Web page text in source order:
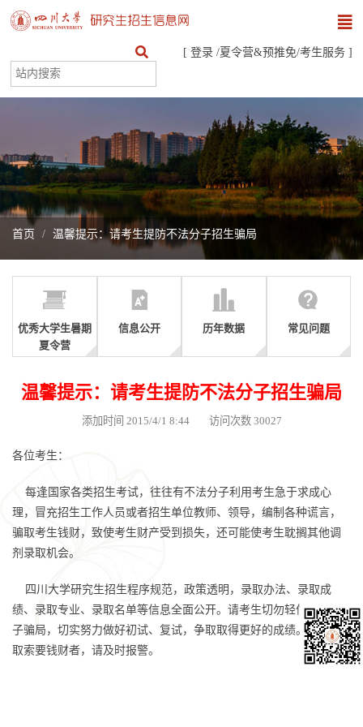
[ 登录 /夏令营&预推免/考生服务 ]
首页 温馨提示：请考生提防不法分子招生骗局
优秀大学生暑期
夏令营
信息公开 历年数据 常见问题
温馨提示：请考生提防不法分子招生骗局
添加时间 2015/4/1 8:44 访问次数 30027
各位考生：
每逢国家各类招生考试，往往有不法分子利用考生急于求成心
理，冒充招生工作人员或者招生单位教师、领导，编制各种谎言，
骗取考生钱财，致使考生财产受到损失，还可能使考生耽搁其他调
剂录取机会。
四川大学研究生招生程序规范，政策透明，录取办法、录取成
绩、录取专业、录取名单等信息全面公开。请考生切勿轻信不法分
子骗局，切实努力做好初试、复试，争取取得更好的成绩。如遇骗
取索要钱财者，请及时报警。